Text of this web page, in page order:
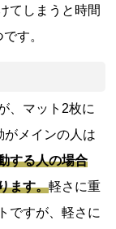
てしまうと時間
す。
、マット2枚に
がメインの人は
する人の場合
ます。軽さに重
ですが、軽さに